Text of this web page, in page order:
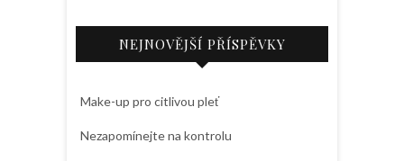
NEJNOVĚJŠÍ PŘÍSPĚVKY
Make-up pro citlivou pleť
Nezapomínejte na kontrolu